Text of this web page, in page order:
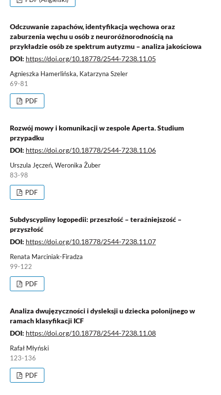
Odczuwanie zapachów, identyfikacja węchowa oraz
zaburzenia węchu u osób z neuroróżnorodnością na
przykładzie osób ze spektrum autyzmu – analiza jakościowa
DOI: https://doi.org/10.18778/2544-7238.11.05
Agnieszka Hamerlińska, Katarzyna Szeler
69-81
PDF
Rozwój mowy i komunikacji w zespole Aperta. Studium
przypadku
DOI: https://doi.org/10.18778/2544-7238.11.06
Urszula Jęczeń, Weronika Żuber
83-98
PDF
Subdyscypliny logopedii: przeszłość – teraźniejszość –
przyszłość
DOI: https://doi.org/10.18778/2544-7238.11.07
Renata Marciniak-Firadza
99-122
PDF
Analiza dwujęzyczności i dysleksji u dziecka polonijnego w
ramach klasyfikacji ICF
DOI: https://doi.org/10.18778/2544-7238.11.08
Rafał Młyński
123-136
PDF